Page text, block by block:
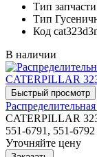
Тип запчасти
Тип
Код
В наличии
CATERPILLAR
551-6791, 551-6792
Уточняйте цену